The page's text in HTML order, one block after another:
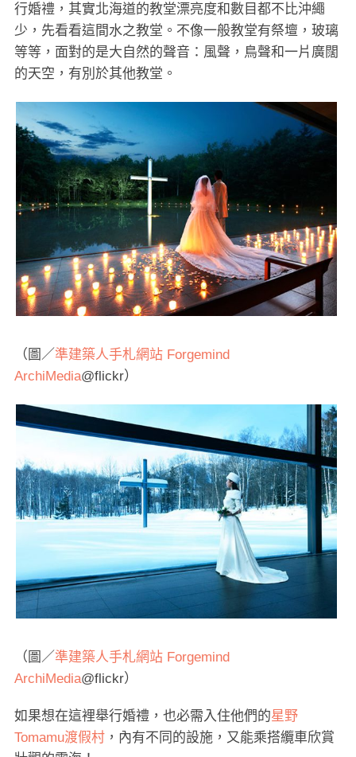
行婚禮，其實北海道的教堂漂亮度和數目都不比沖繩
少，先看看這間水之教堂。不像一般教堂有祭壇，玻璃
等等，面對的是大自然的聲音：風聲，鳥聲和一片廣闊
的天空，有別於其他教堂。
（圖／準建築人手札網站 Forgemind
ArchiMedia@flickr）
（圖／準建築人手札網站 Forgemind
ArchiMedia@flickr）
如果想在這裡舉行婚禮，也必需入住他們的星野
Tomamu渡假村 ，內有不同的設施，又能乘搭纜車欣賞